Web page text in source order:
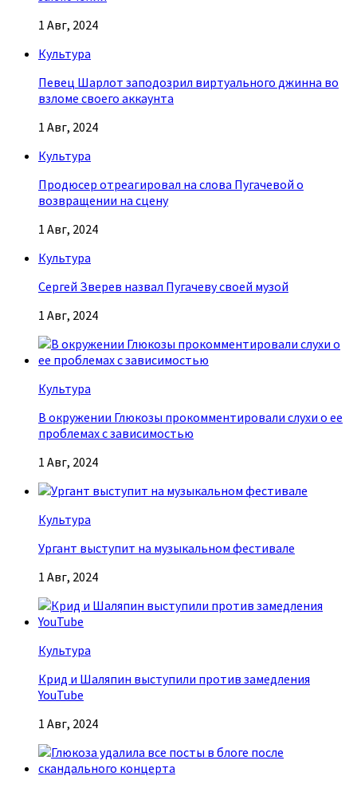
1 Авг, 2024
Культура
Певец Шарлот заподозрил виртуального джинна во
взломе своего аккаунта
1 Авг, 2024
Культура
Продюсер отреагировал на слова Пугачевой о
возвращении на сцену
1 Авг, 2024
Культура
Сергей Зверев назвал Пугачеву своей музой
1 Авг, 2024
Культура
В окружении Глюкозы прокомментировали слухи о ее
проблемах с зависимостью
1 Авг, 2024
Культура
Ургант выступит на музыкальном фестивале
1 Авг, 2024
Культура
Крид и Шаляпин выступили против замедления
YouTube
1 Авг, 2024